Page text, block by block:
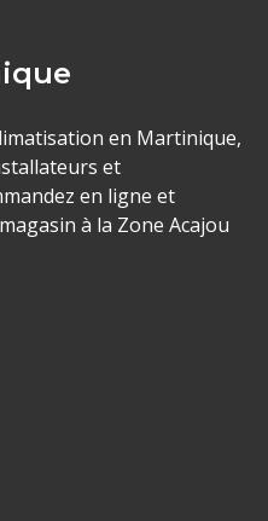
en Martinique,
et
en ligne et
à la Zone Acajou